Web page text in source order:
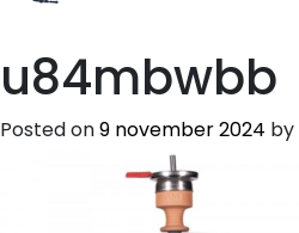
u84mbwbb
Posted on9 november 2024 by